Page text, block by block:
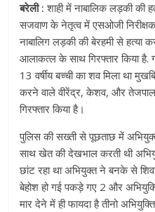
बरेली : शाही में नाबालिक लड़की की
सजवाण के नेतृत्व में एसओजी निरीक्षक
नाबालिग लड़की की बेरहमी से हत्या
आलाकत्ल के साथ गिरफ्तार किया
13 वर्षीय बच्ची का शव मिला था
करने वाले वीरेंद्र, केशव, और
गिरफ्तार किया है।
पुलिस की सख्ती से पूछताछ में
साथ खेत की देखभाल करती थी
छांट रहा था अभियुक्त ने बनके से
बेहोश हो गई पकड़े गए 2 और
मार देने में ही फायदा है तीनो